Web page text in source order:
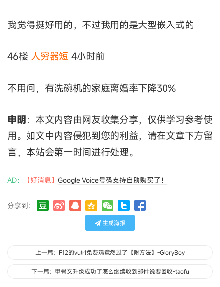
我觉得挺好用的，不过我用的是大型嵌入式的
46楼 人穷器短 4小时前
不用问，有洗碗机的家庭离婚率下降30%
申明：本文内容由网友收集分享，仅供学习参考使
用。如文中内容侵犯到您的利益，请在文章下方留
言，本站会第一时间进行处理。
AD： 【好消息】 Google Voice号码支持自助购买了！
分享到：
生成海报
上一篇：F12的vutrl免费鸡竟然过了【附方法】-GloryBoy
下一篇：甲骨文升级成功了怎么继续收到邮件说要回收-taofu